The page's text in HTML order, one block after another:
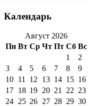
Календарь
Август 2026
Пн Вт Ср Чт Пт Сб Вс
1
2
3
4 5 6 7 8
9
10 11 12 13 14 15 16
17 18 19 20 21 22 23
24 25 26 27 28 29 30